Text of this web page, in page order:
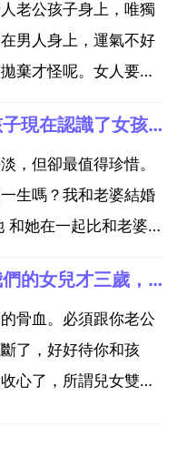
老公孩子身上，唯獨
男人身上，運氣不好
棄才怪呢。女人要懂
。孩子最好跟著你為
孩子方面談，不行就
我結婚十多年還生了兩個孩子現在認識了女孩想要跟他在一起,現在一心想要跟老婆鬧離婚離了之後跟他在一
，但卻最值得珍惜。
生嗎？我和老婆結婚
和她在一起比和老婆
，畢竟是六年的感
初du 你給你老婆是...
我和老公結婚十多年了，我們的女兒才三歲，結婚這麼多年他一直都是出軌，我都發現好幾個，現在這個情人都
骨血。必須跟你老公
了，好好待你和孩
心了，所謂兒女雙
為他是你身上的塊